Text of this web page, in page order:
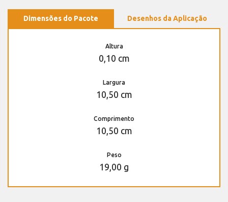
Dimensões do Pacote Desenhos da Aplicação
Altura
0,10 cm
Largura
10,50 cm
Comprimento
10,50 cm
Peso
19,00 g